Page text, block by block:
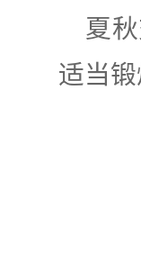
夏
适当